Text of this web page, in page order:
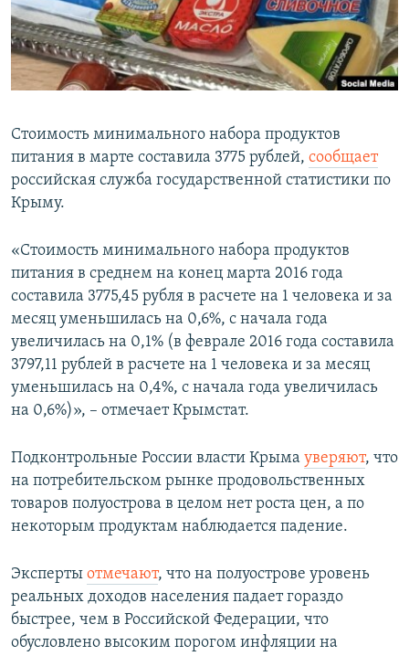
ПОБЕДИТЕЛЕЙ НЕ СУДЯТ?
КРЫМ.НЕПОКОРЕННЫЙ
ELIFBE
ПРИСОЕДИНЯЙТЕСЬ!
Все сайты RFE/RL
Стоимость минимального набора продуктов
питания в марте составила 3775 рублей, сообщает
российская служба государственной статистики по
Крыму.
«Стоимость минимального набора продуктов
питания в среднем на конец марта 2016 года
составила 3775,45 рубля в расчете на 1 человека и за
месяц уменьшилась на 0,6%, с начала года
увеличилась на 0,1% (в феврале 2016 года составила
3797,11 рублей в расчете на 1 человека и за месяц
уменьшилась на 0,4%, с начала года увеличилась
на 0,6%)», – отмечает Крымстат.
Подконтрольные России власти Крыма уверяют, что
на потребительском рынке продовольственных
товаров полуострова в целом нет роста цен, а по
некоторым продуктам наблюдается падение.
Эксперты отмечают, что на полуострове уровень
реальных доходов населения падает гораздо
быстрее, чем в Российской Федерации, что
обусловлено высоким порогом инфляции на